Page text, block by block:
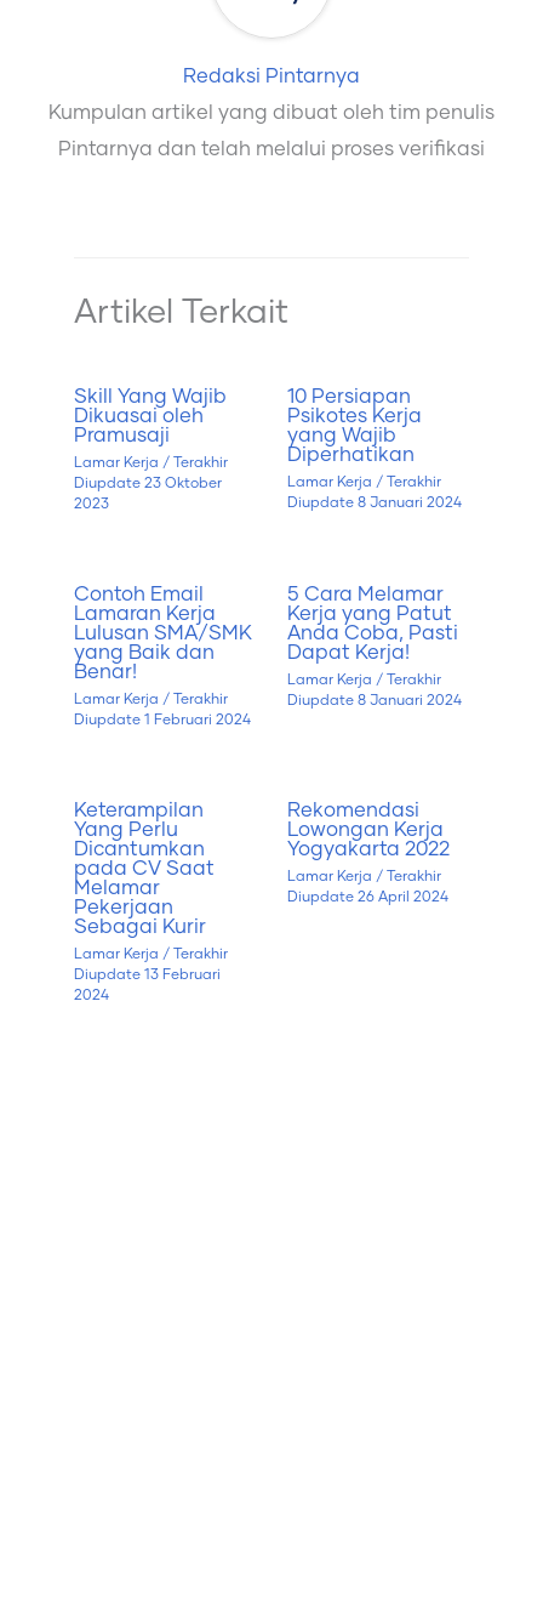
Redaksi Pintarnya
Kumpulan artikel yang dibuat oleh tim penulis
Pintarnya dan telah melalui proses verifikasi
Artikel Terkait
Skill Yang Wajib
Dikuasai oleh
Pramusaji
Lamar Kerja / Terakhir
Diupdate 23 Oktober
2023
10 Persiapan
Psikotes Kerja
yang Wajib
Diperhatikan
Lamar Kerja / Terakhir
Diupdate8 Januari 2024
Contoh Email
Lamaran Kerja
Lulusan SMA/SMK
yang Baik dan
Benar!
Lamar Kerja / Terakhir
Diupdate 1 Februari 2024
5 Cara Melamar
Kerja yang Patut
Anda Coba, Pasti
Dapat Kerja!
Lamar Kerja / Terakhir
Diupdate8 Januari 2024
Keterampilan
Yang Perlu
Dicantumkan
pada CV Saat
Melamar
Pekerjaan
Sebagai Kurir
Lamar Kerja / Terakhir
Diupdate 13 Februari
2024
Rekomendasi
Lowongan Kerja
Yogyakarta 2022
Lamar Kerja / Terakhir
Diupdate26 April 2024